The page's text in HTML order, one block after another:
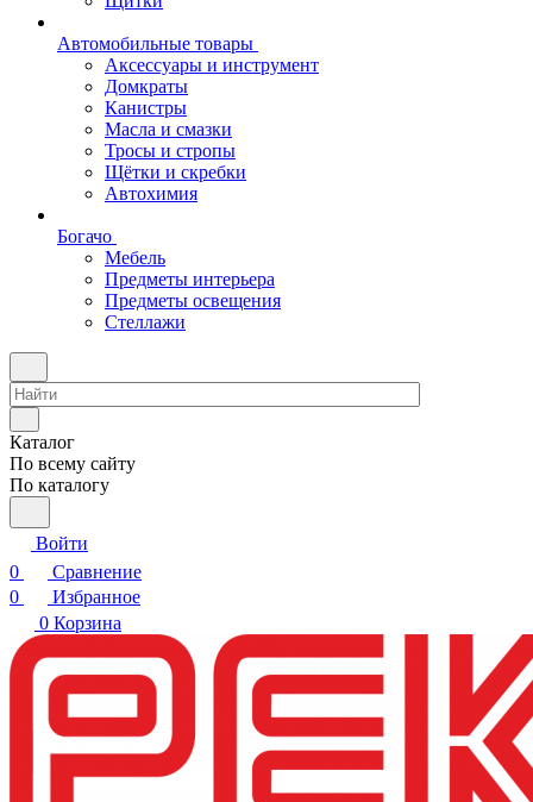
Автомобильные товары
Аксессуары и инструмент
Домкраты
Канистры
Масла и смазки
Тросы и стропы
Щётки и скребки
Автохимия
Богачо
Мебель
Предметы интерьера
Предметы освещения
Стеллажи
Каталог
По всему сайту
По каталогу
Войти
0
Сравнение
0
Избранное
0 Корзина